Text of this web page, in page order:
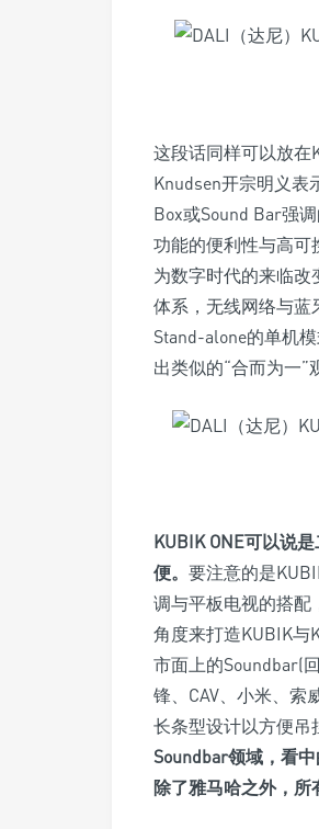
这段话同样可以放在
Knudsen开宗明义表
Box或Sound Bar强
功能的便利性与高可
为数字时代的来临
体系，无线网络与蓝
Stand-alone的单机
出类似的“合而为一”
KUBIK ONE可以说
便。 要注意的是
调与平板电视的搭配
角度来打造KUBIK与
市面上的Soundbar(
锋、CAV、小米、索
长条型设计以方便吊
Soundbar领域，看
除了雅马哈之外，所